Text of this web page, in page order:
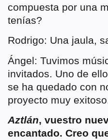
compuesta por una
tenías?
Rodrigo: Una jaula,
Ángel: Tuvimos
invitados. Uno de
se ha quedado con
proyecto muy
Aztlán, vuestro
encantado. Creo